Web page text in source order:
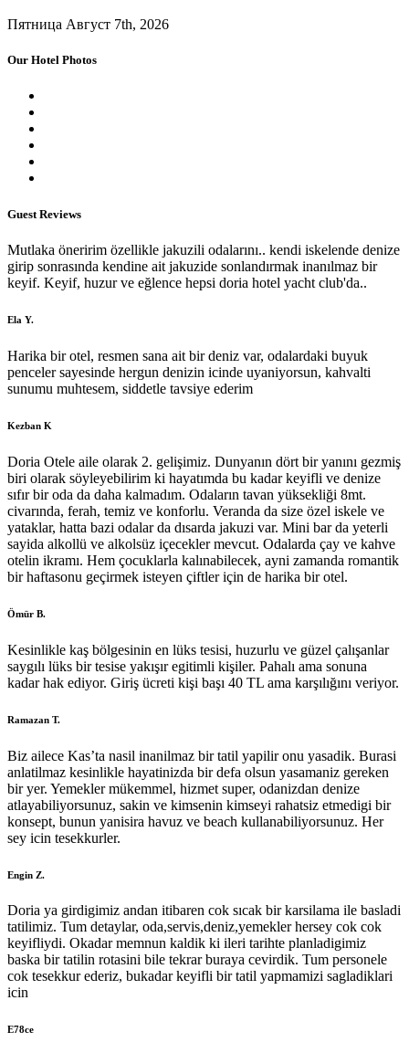
Пятница Август 7th, 2026
Our Hotel Photos
Guest Reviews
Mutlaka öneririm özellikle jakuzili odalarını.. kendi iskelende denize
girip sonrasında kendine ait jakuzide sonlandırmak inanılmaz bir
keyif. Keyif, huzur ve eğlence hepsi doria hotel yacht club'da..
Ela Y.
Harika bir otel, resmen sana ait bir deniz var, odalardaki buyuk
penceler sayesinde hergun denizin icinde uyaniyorsun, kahvalti
sunumu muhtesem, siddetle tavsiye ederim
Kezban K
Doria Otele aile olarak 2. gelişimiz. Dunyanın dört bir yanını gezmiş
biri olarak söyleyebilirim ki hayatımda bu kadar keyifli ve denize
sıfır bir oda da daha kalmadım. Odaların tavan yüksekliği 8mt.
civarında, ferah, temiz ve konforlu. Veranda da size özel iskele ve
yataklar, hatta bazi odalar da dısarda jakuzi var. Mini bar da yeterli
sayida alkollü ve alkolsüz içecekler mevcut. Odalarda çay ve kahve
otelin ikramı. Hem çocuklarla kalınabilecek, ayni zamanda romantik
bir haftasonu geçirmek isteyen çiftler için de harika bir otel.
Ömür B.
Kesinlikle kaş bölgesinin en lüks tesisi, huzurlu ve güzel çalışanlar
saygılı lüks bir tesise yakışır egitimli kişiler. Pahalı ama sonuna
kadar hak ediyor. Giriş ücreti kişi başı 40 TL ama karşılığını veriyor.
Ramazan T.
Biz ailece Kas’ta nasil inanilmaz bir tatil yapilir onu yasadik. Burasi
anlatilmaz kesinlikle hayatinizda bir defa olsun yasamaniz gereken
bir yer. Yemekler mükemmel, hizmet super, odanizdan denize
atlayabiliyorsunuz, sakin ve kimsenin kimseyi rahatsiz etmedigi bir
konsept, bunun yanisira havuz ve beach kullanabiliyorsunuz. Her
sey icin tesekkurler.
Engin Z.
Doria ya girdigimiz andan itibaren cok sıcak bir karsilama ile basladi
tatilimiz. Tum detaylar, oda,servis,deniz,yemekler hersey cok cok
keyifliydi. Okadar memnun kaldik ki ileri tarihte planladigimiz
baska bir tatilin rotasini bile tekrar buraya cevirdik. Tum personele
cok tesekkur ederiz, bukadar keyifli bir tatil yapmamizi sagladiklari
icin
E78ce